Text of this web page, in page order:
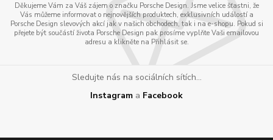
Děkujeme Vám za Váš zájem o značku Porsche Design. Jsme velice šťastni, že
Vás můžeme informovat o nejnovějších produktech, exklusivních událostí a
Porsche Design slevových akcí jak v našich obchodech, tak i na e-shopu. Pokud si
přejete být součástí života Porsche Design pak prosíme vyplňte Vaši emailovou
adresu a klikněte na Přihlásit se.
Sledujte nás na sociálních sítích...
Instagram a Facebook